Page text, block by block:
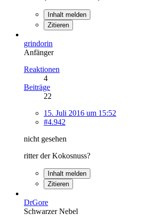
Inhalt melden
Zitieren
grindorin
Anfänger
Reaktionen
4
Beiträge
22
15. Juli 2016 um 15:52
#4.942
nicht gesehen
ritter der Kokosnuss?
Inhalt melden
Zitieren
DrGore
Schwarzer Nebel